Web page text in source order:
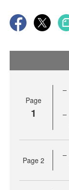
Page
1
Page 2